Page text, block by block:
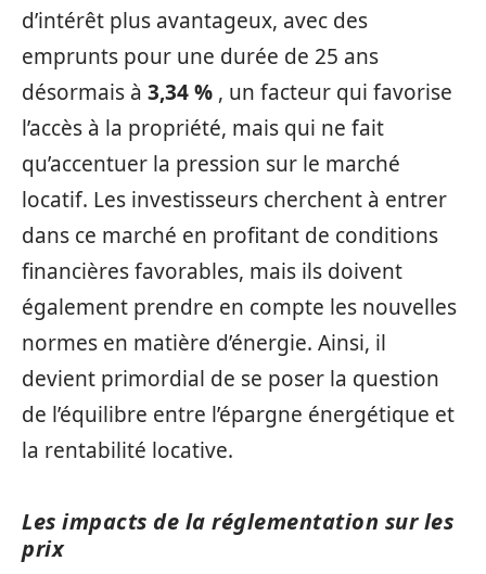
d’intérêt plus avantageux, avec des
emprunts pour une durée de 25 ans
désormais à 3,34 % , un facteur qui favorise
l’accès à la propriété, mais qui ne fait
qu’accentuer la pression sur le marché
locatif. Les investisseurs cherchent à entrer
dans ce marché en profitant de conditions
financières favorables, mais ils doivent
également prendre en compte les nouvelles
normes en matière d’énergie. Ainsi, il
devient primordial de se poser la question
de l’équilibre entre l’épargne énergétique et
la rentabilité locative.
Les impacts de la réglementation sur les
prix